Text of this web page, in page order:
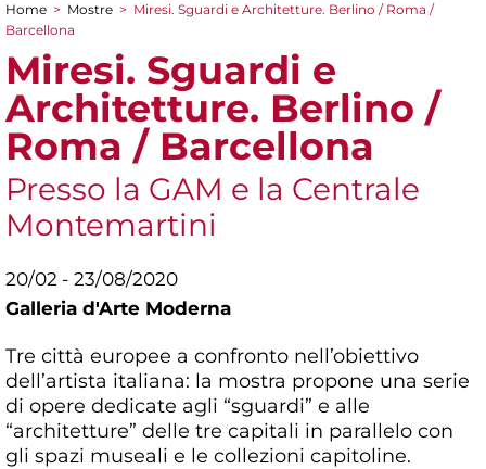
Tu sei qui
Home > Mostre > Miresi. Sguardi e Architetture. Berlino / Roma /
Barcellona
Miresi. Sguardi e
Architetture. Berlino /
Roma / Barcellona
Presso la GAM e la Centrale
Montemartini
20/02 - 23/08/2020
Galleria d'Arte Moderna
Tre città europee a confronto nell’obiettivo
dell’artista italiana: la mostra propone una serie
di opere dedicate agli “sguardi” e alle
“architetture” delle tre capitali in parallelo con
gli spazi museali e le collezioni capitoline​.